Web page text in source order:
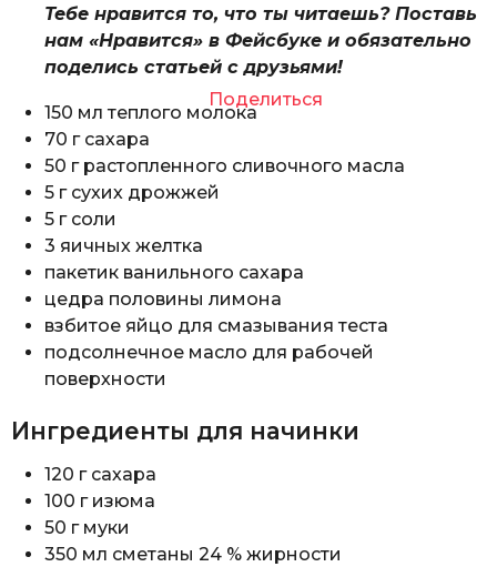
Тебе нравится то, что ты читаешь? Поставь
нам «Нравится» в Фейсбуке и обязательно
поделись статьей с друзьями!
Поделиться
150 мл теплого молока
70 г сахара
50 г растопленного сливочного масла
5 г сухих дрожжей
5 г соли
3 яичных желтка
пакетик ванильного сахара
цедра половины лимона
взбитое яйцо для смазывания теста
подсолнечное масло для рабочей
поверхности
Ингредиенты для начинки
120 г сахара
100 г изюма
50 г муки
350 мл сметаны 24 % жирности